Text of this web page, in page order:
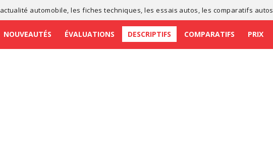
actualité automobile , lesfiches techniques , lesessais autos , les comparatifs autos
NOUVEAUTÉS ÉVALUATIONS DESCRIPTIFS COMPARATIFS PRIX